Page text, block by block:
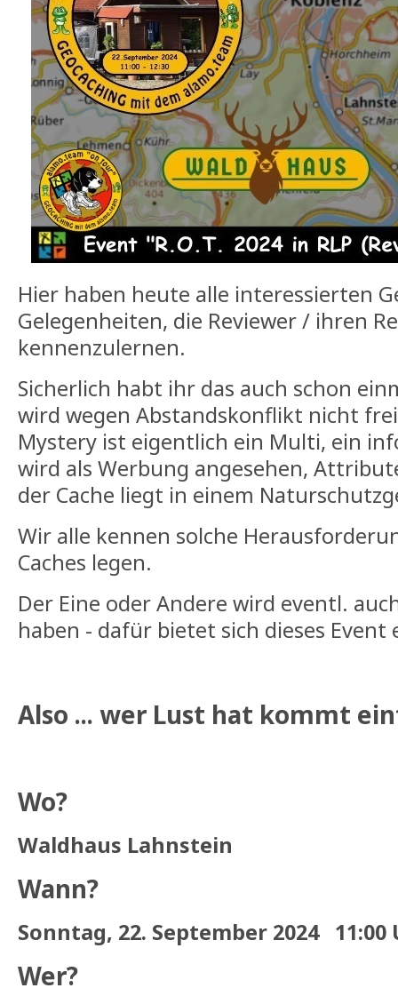
Hier haben heute alle interessierten
Gelegenheiten, die Reviewer / ihren
kennenzulernen.
Sicherlich habt ihr das auch schon
wird wegen Abstandskonflikt nicht
Mystery ist eigentlich ein Multi, ein
wird als Werbung angesehen,
der Cache liegt in einem
Wir alle kennen solche
Caches legen.
Der Eine oder Andere wird eventl.
haben - dafür bietet sich dieses Event
Also ... wer Lust hat kommt
Wo?
Waldhaus Lahnstein
Wann?
Sonntag, 22. September 2024 11:00
Wer?